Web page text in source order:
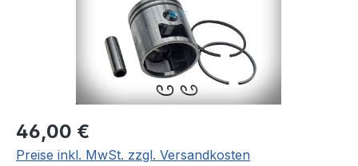
Regulärer Preis:
46,00 €
Preise inkl. MwSt. zzgl. Versandkosten